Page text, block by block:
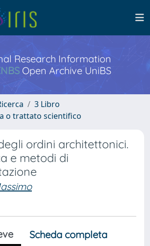
Research Information
Open Archive UniBS
3 Libro
o trattato scientifico
ordini architettonici.
e metodi di
Scheda completa